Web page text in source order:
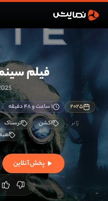
فیلم
۲۰۲۵ ۱ ساعت و ۴۸ دقیقه
اکشن
ترسناک
پخش آنلاین